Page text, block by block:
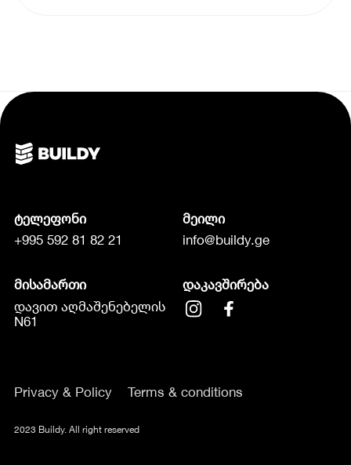
ტელეფონი
+995 592 81 82 21
მეილი
info@buildy.ge
მისამართი
დავით აღმაშენებელის
N61
დაკავშირება
Privacy & Policy Terms & conditions
2023 Buildy. All right reserved